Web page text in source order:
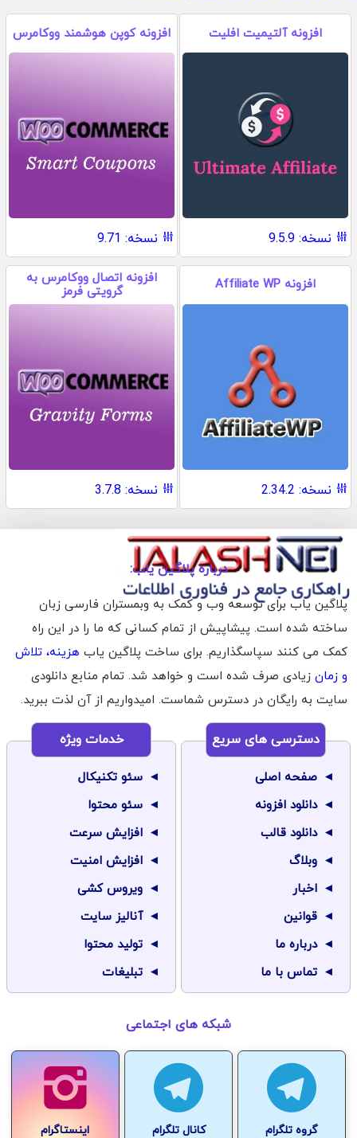
افزونه آلتیمیت افلیت
نسخه: 9.5.9
افزونه کوپن هوشمند ووکامرس
نسخه: 9.71
افزونه Affiliate WP
نسخه: 2.34.2
افزونه اتصال ووکامرس به
گرویتی فرمز
نسخه: 3.7.8
درباره پلاگین یاب:
پلاگین یاب برای توسعه وب و کمک به وبمستران فارسی زبان
ساخته شده است. پیشاپیش از تمام کسانی که ما را در این راه
کمک می کنند سپاسگذاریم. برای ساخت پلاگین یاب هزینه، تلاش
و زمان زیادی صرف شده است و خواهد شد. تمام منابع دانلودی
سایت به رایگان در دسترس شماست. امیدواریم از آن لذت ببرید.
دسترسی های سریع
صفحه اصلی
دانلود افزونه
دانلود قالب
وبلاگ
اخبار
قوانین
درباره ما
تماس با ما
خدمات ویژه
سئو تکنیکال
سئو محتوا
افزایش سرعت
افزایش امنیت
ویروس کشی
آنالیز سایت
تولید محتوا
تبلیغات
شبکه های اجتماعی
گروه تلگرام کانال تلگرام اینستاگرام